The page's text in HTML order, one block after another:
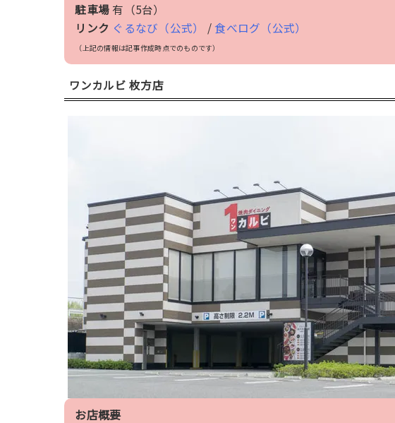
駐車場 有（5台）
リンク ぐるなび（公式） / 食べログ（公式）
（上記の情報は記事作成時点でのものです）
ワンカルビ枚方店
お店概要